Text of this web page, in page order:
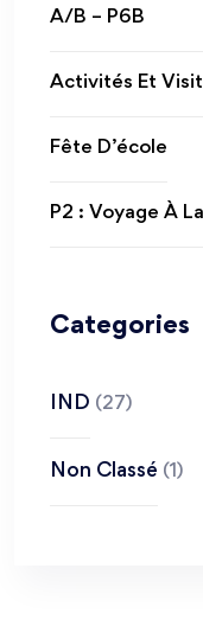
A/B – P6B
Activités Et
Fête D’école
P2 : Voyage À
Categories
IND (27)
Non Classé (1)